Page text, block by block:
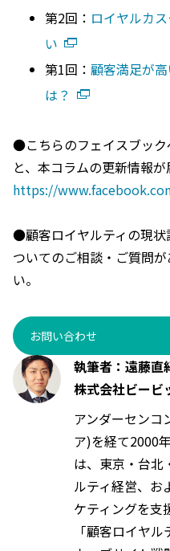
第2回： ロイヤルカ
い
第1回： 顧客満足が
は？
●こちらのフェイスブック
と、本コラムの更新情報が
https://
●顧客ロイヤルティの現状
ついてのご相談・ご質問
い。
お問い合わせ
執筆者：遠藤直
株式会社ビービ
アンダーセンコ
ア)を経て2000
は、東京・台北
ルティ経営、お
ケティングを支
「顧客ロイヤ